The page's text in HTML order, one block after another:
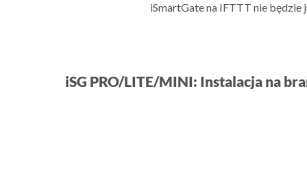
iSmartGate na IFTTT nie będzie
iSG PRO/LITE/MINI: Instalacja na